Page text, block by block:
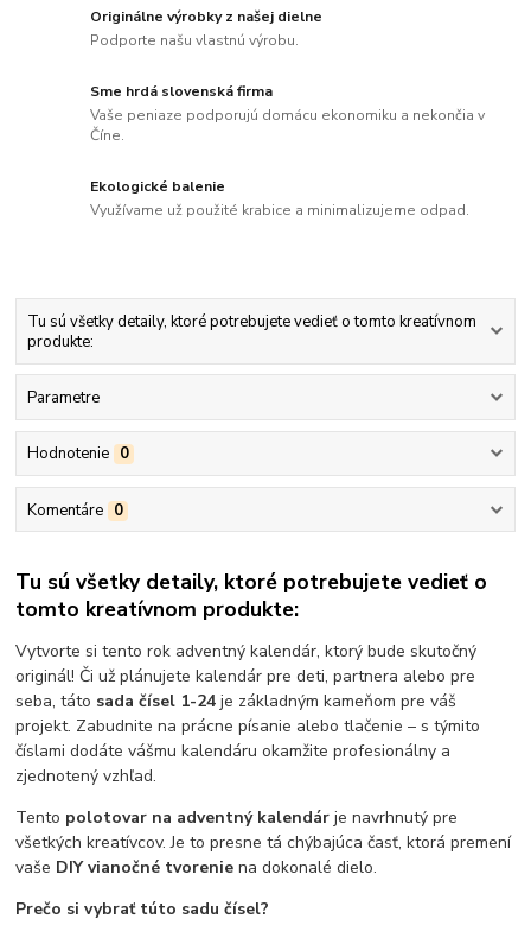
Originálne výrobky z našej dielne
Podporte našu vlastnú výrobu.
Sme hrdá slovenská firma
Vaše peniaze podporujú domácu ekonomiku a nekončia v
Číne.
Ekologické balenie
Využívame už použité krabice a minimalizujeme odpad.
Tu sú všetky detaily, ktoré potrebujete vedieť o tomto kreatívnom
produkte:
Parametre
Hodnotenie 0
Komentáre 0
Tu sú všetky detaily, ktoré potrebujete vedieť o
tomto kreatívnom produkte:
Vytvorte si tento rok adventný kalendár, ktorý bude skutočný
originál! Či už plánujete kalendár pre deti, partnera alebo pre
seba, táto sada čísel 1-24 je základným kameňom pre váš
projekt. Zabudnite na prácne písanie alebo tlačenie – s týmito
číslami dodáte vášmu kalendáru okamžite profesionálny a
zjednotený vzhľad.
Tento polotovar na adventný kalendár je navrhnutý pre
všetkých kreatívcov. Je to presne tá chýbajúca časť, ktorá premení
vaše DIY vianočné tvorenie na dokonalé dielo.
Prečo si vybrať túto sadu čísel?